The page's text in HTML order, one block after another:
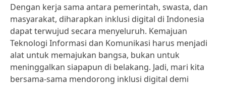
Dengan kerja sama antara pemerintah, swasta, dan
masyarakat, diharapkan inklusi digital di Indonesia
dapat terwujud secara menyeluruh. Kemajuan
Teknologi Informasi dan Komunikasi harus menjadi
alat untuk memajukan bangsa, bukan untuk
meninggalkan siapapun di belakang. Jadi, mari kita
bersama-sama mendorong inklusi digital demi